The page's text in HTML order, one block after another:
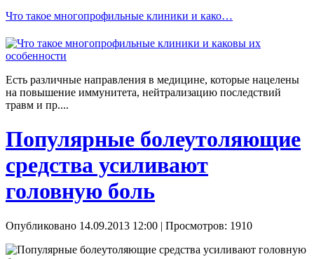
Что такое многопрофильные клиники и како…
Есть различные направления в медицине, которые нацелены
на повышение иммунитета, нейтрализацию последствий
травм и пр....
Популярные болеутоляющие
средства усиливают
головную боль
Опубликовано 14.09.2013 12:00 | Просмотров: 1910